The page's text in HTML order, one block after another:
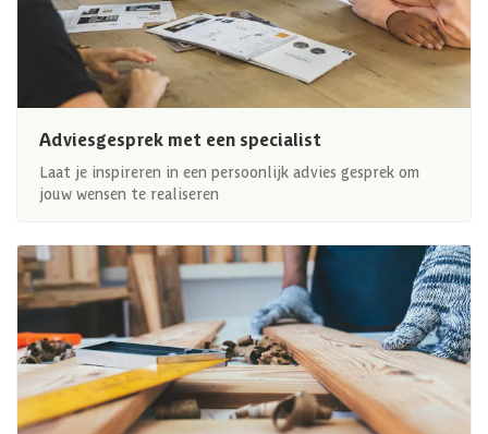
Adviesgesprek met een specialist
Laat je inspireren in een persoonlijk advies gesprek om
jouw wensen te realiseren